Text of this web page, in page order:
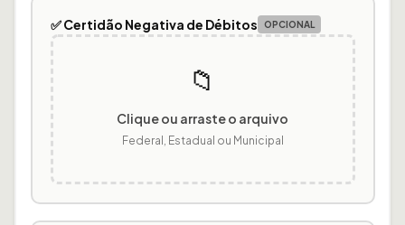
✅ Certidão Negativa de Débitos OPCIONAL
📁
Clique ou arraste o arquivo
Federal, Estadual ou Municipal